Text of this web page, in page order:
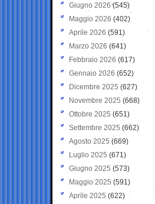
Giugno 2026 (545)
Maggio 2026 (402)
Aprile 2026 (591)
Marzo 2026 (641)
Febbraio 2026 (617)
Gennaio 2026 (652)
Dicembre 2025 (627)
Novembre 2025 (668)
Ottobre 2025 (651)
Settembre 2025 (662)
Agosto 2025 (669)
Luglio 2025 (671)
Giugno 2025 (573)
Maggio 2025 (591)
Aprile 2025 (622)